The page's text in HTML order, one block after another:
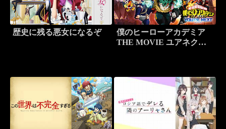
歴史に残る悪女になるぞ
僕のヒーローアカデミア
THE MOVIE ユアネクス